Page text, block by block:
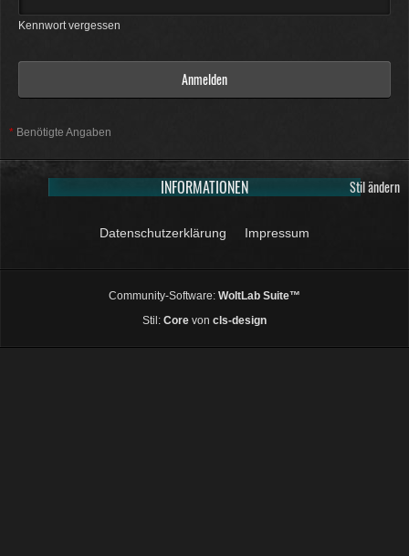
Kennwort vergessen
* Benötigte Angaben
Stil ändern
INFORMATIONEN
Datenschutzerklärung Impressum
Community-Software: WoltLab Suite™
Stil: Core von cls-design